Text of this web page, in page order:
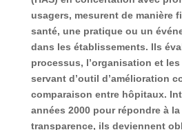
usagers, mesurent de manière
santé, une pratique ou un
dans les établissements. Ils
processus, l’organisation et
servant d’outil d’amélioration
comparaison entre hôpitaux.
années 2000 pour répondre à
transparence, ils deviennent